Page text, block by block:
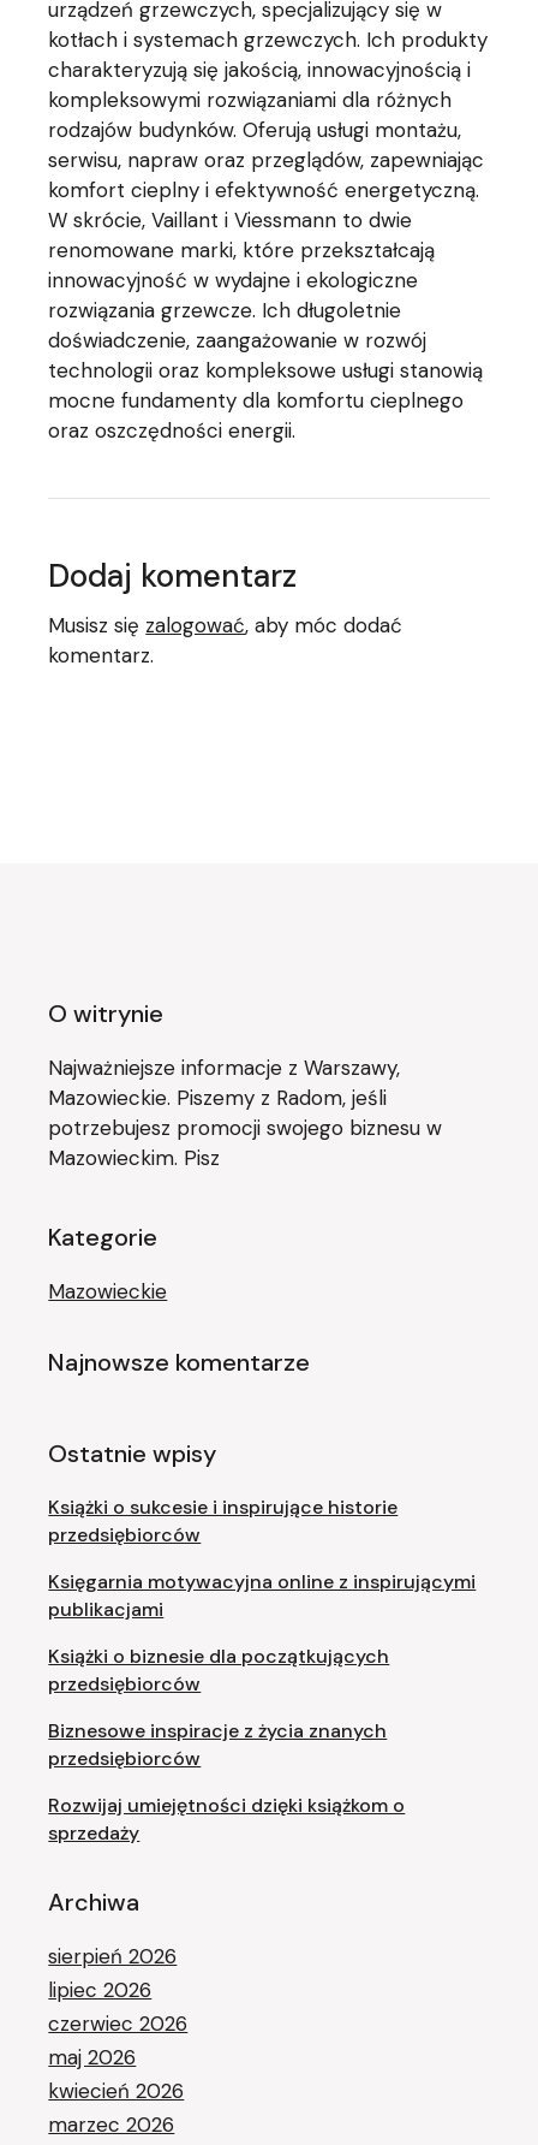
urządzeń grzewczych, specjalizujący się w
kotłach i systemach grzewczych. Ich produkty
charakteryzują się jakością, innowacyjnością i
kompleksowymi rozwiązaniami dla różnych
rodzajów budynków. Oferują usługi montażu,
serwisu, napraw oraz przeglądów, zapewniając
komfort cieplny i efektywność energetyczną.
W skrócie, Vaillant i Viessmann to dwie
renomowane marki, które przekształcają
innowacyjność w wydajne i ekologiczne
rozwiązania grzewcze. Ich długoletnie
doświadczenie, zaangażowanie w rozwój
technologii oraz kompleksowe usługi stanowią
mocne fundamenty dla komfortu cieplnego
oraz oszczędności energii.
Dodaj komentarz
Musisz się zalogować, aby móc dodać
komentarz.
O witrynie
Najważniejsze informacje z Warszawy,
Mazowieckie. Piszemy z Radom, jeśli
potrzebujesz promocji swojego biznesu w
Mazowieckim. Pisz
Kategorie
Mazowieckie
Najnowsze komentarze
Ostatnie wpisy
Książki o sukcesie i inspirujące historie
przedsiębiorców
Księgarnia motywacyjna online z inspirującymi
publikacjami
Książki o biznesie dla początkujących
przedsiębiorców
Biznesowe inspiracje z życia znanych
przedsiębiorców
Rozwijaj umiejętności dzięki książkom o
sprzedaży
Archiwa
sierpień 2026
lipiec 2026
czerwiec 2026
maj 2026
kwiecień 2026
marzec 2026